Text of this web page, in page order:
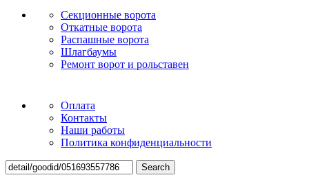
Секционные ворота
Откатные ворота
Распашные ворота
Шлагбаумы
Ремонт ворот и рольставен
Оплата
Контакты
Наши работы
Политика конфиденциальности
Search